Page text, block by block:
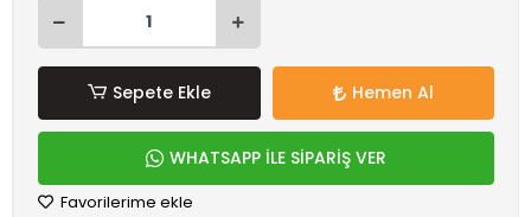
Sepete Ekle Hemen Al
WHATSAPP İLE SİPARİŞ VER
Favorilerime ekle